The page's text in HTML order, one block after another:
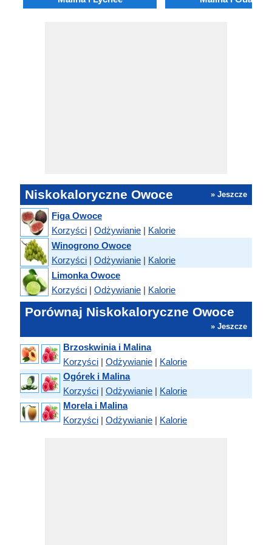
Niskokaloryczne Owoce » Jeszcze
Figa Owoce
Korzyści | Odżywianie | Kalorie
Winogrono Owoce
Korzyści | Odżywianie | Kalorie
Limonka Owoce
Korzyści | Odżywianie | Kalorie
Porównaj Niskokaloryczne Owoce
» Jeszcze
Brzoskwinia i Malina
Korzyści | Odżywianie | Kalorie
Ogórek i Malina
Korzyści | Odżywianie | Kalorie
Morela i Malina
Korzyści | Odżywianie | Kalorie